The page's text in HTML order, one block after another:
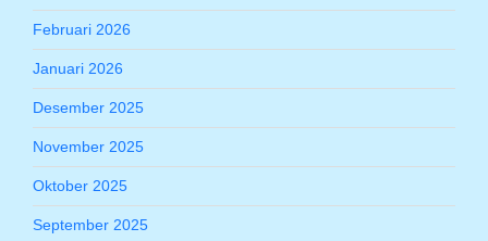
Februari 2026
Januari 2026
Desember 2025
November 2025
Oktober 2025
September 2025